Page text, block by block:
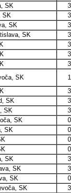
SK
SK
SK
SK
SK
SK
SK
SK
SK
SK
SK
SK
SK